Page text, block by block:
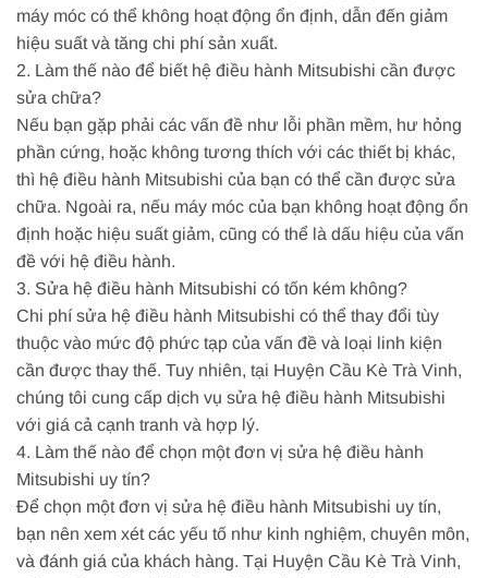
máy móc có thể không hoạt động ổn định, dẫn đến giảm
hiệu suất và tăng chi phí sản xuất.
2. Làm thế nào để biết hệ điều hành Mitsubishi cần được
sửa chữa?
Nếu bạn gặp phải các vấn đề như lỗi phần mềm, hư hỏng
phần cứng, hoặc không tương thích với các thiết bị khác,
thì hệ điều hành Mitsubishi của bạn có thể cần được sửa
chữa. Ngoài ra, nếu máy móc của bạn không hoạt động ổn
định hoặc hiệu suất giảm, cũng có thể là dấu hiệu của vấn
đề với hệ điều hành.
3. Sửa hệ điều hành Mitsubishi có tốn kém không?
Chi phí sửa hệ điều hành Mitsubishi có thể thay đổi tùy
thuộc vào mức độ phức tạp của vấn đề và loại linh kiện
cần được thay thế. Tuy nhiên, tại Huyện Cầu Kè Trà Vinh,
chúng tôi cung cấp dịch vụ sửa hệ điều hành Mitsubishi
với giá cả cạnh tranh và hợp lý.
4. Làm thế nào để chọn một đơn vị sửa hệ điều hành
Mitsubishi uy tín?
Để chọn một đơn vị sửa hệ điều hành Mitsubishi uy tín,
bạn nên xem xét các yếu tố như kinh nghiệm, chuyên môn,
và đánh giá của khách hàng. Tại Huyện Cầu Kè Trà Vinh,